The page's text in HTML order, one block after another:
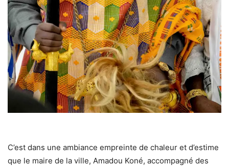
C’est dans une ambiance empreinte de chaleur et d’estime
que le maire de la ville, Amadou Koné, accompagné des